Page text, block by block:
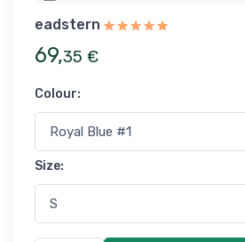
eadstern
69,35 €
Colour:
Size: